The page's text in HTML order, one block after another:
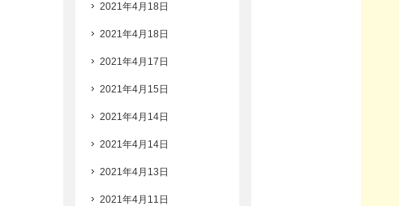
2021年4月18日
2021年4月18日
2021年4月17日
2021年4月15日
2021年4月14日
2021年4月14日
2021年4月13日
2021年4月11日